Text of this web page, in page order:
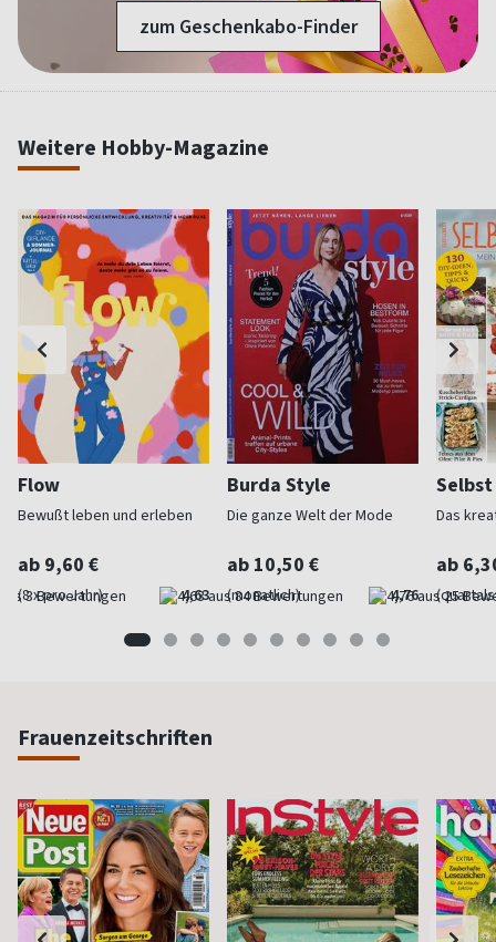
zum Geschenkabo-Finder
Weitere Hobby-Magazine
Flow
Bewußt leben und erleben
ab 9,60 €
(8 x pro Jahr) 4,63
Burda Style
Die ganze Welt der Mode
ab 10,50 €
(monatlich) 4,76
Das
ab
Frauenzeitschriften